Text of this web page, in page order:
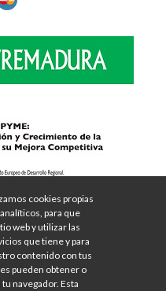
cookies propias
para que
web y utilizar las
que tiene y para
contenido con tus
pueden obtener o
navegador. Esta